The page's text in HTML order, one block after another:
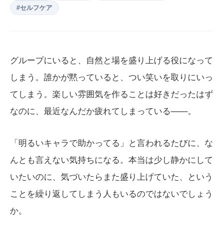
#セルフケア
グループにいると、自然と場を盛り上げる役になって
しまう。誰かが黙っていると、つい笑いを取りにいっ
てしまう。楽しい雰囲気を作ることは好きだったはず
なのに、最近なんだか疲れてしまっている——。
「明るいキャラで助かってる」と言われるたびに、な
んとも言えない気持ちになる。本当は少し静かにして
いたいのに、気づいたらまた盛り上げていた、という
ことを繰り返してしまう人もいるのではないでしょう
か。